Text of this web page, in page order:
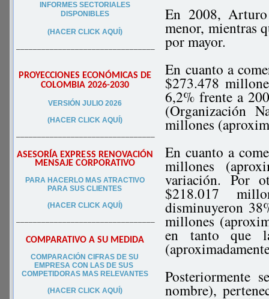
INFORMES SECTORIALES
DISPONIBLES
(HACER CLICK AQUÍ)
–––––––––––––––––––––––––––––––––
PROYECCIONES ECONÓMICAS DE
COLOMBIA 2026-2030
VERSIÓN JULIO 2026
(HACER CLICK AQUÍ)
–––––––––––––––––––––––––––––––––
ASESORÍA EXPRESS RENOVACIÓN
MENSAJE CORPORATIVO
PARA HACERLO MAS ATRACTIVO
PARA SUS CLIENTES
(HACER CLICK AQUÍ)
–––––––––––––––––––––––––––––––––
COMPARATIVO A SU MEDIDA
COMPARACIÓN CIFRAS DE SU
EMPRESA CON LAS DE SUS
COMPETIDORAS MAS RELEVANTES
(HACER CLICK AQUÍ)
En 2008,
menor, mientras
por mayor.
En cuanto a
$273.478
6,2% frente a
(Organización
millones
En cuanto a
millones
variación. Por
$218.017
disminuyeron
millones
en tanto que
Posteriormente
nombre),